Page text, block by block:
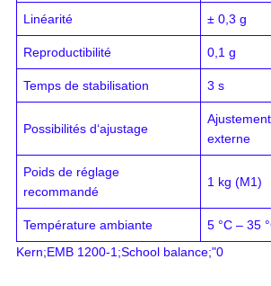
Linéarité ± 0,3 g
Reproductibilité 0,1 g
Temps de stabilisation 3 s
Possibilités d‘ajustage
externe
Poids de réglage
recommandé
1 kg (M1)
Température ambiante
5 °C – 35
Kern;EMB 1200-1;School balance;"0